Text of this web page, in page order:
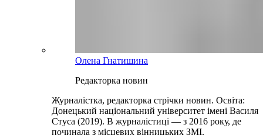
Олена Гнатишина
Редакторка новин
Журналістка, редакторка стрічки новин. Освіта:
Донецький національний університет імені Василя
Стуса (2019). В журналістиці — з 2016 року, де
починала з місцевих вінницьких ЗМІ.